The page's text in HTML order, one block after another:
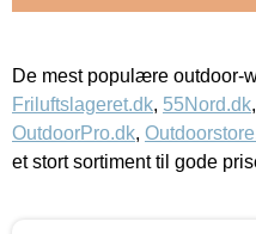
De mest populære outdoor-
Friluftslageret.dk, 55Nord.dk,
OutdoorPro.dk,
et stort sortiment til gode